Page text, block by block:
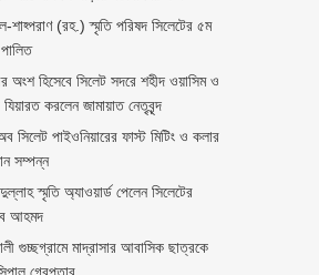
শাহ্পরাণ (রহ.) স্মৃতি পরিষদ সিলেটের ৫ম
পালিত
অংশ হিসেবে সিলেট সদরে শহীদ ওয়াসিম ও
করলেন জামায়াত নেতৃবৃন্দ
সিলেট পাইওনিয়ারের ফাস্ট মিটিং ও কলার
সম্পন্ন
স্মৃতি অ্যাওয়ার্ড পেলেন সিলেটের
আহমদ
গুচ্ছগ্রামে মাদ্রাসার আবাসিক ছাত্রকে
গ্রেপ্তার